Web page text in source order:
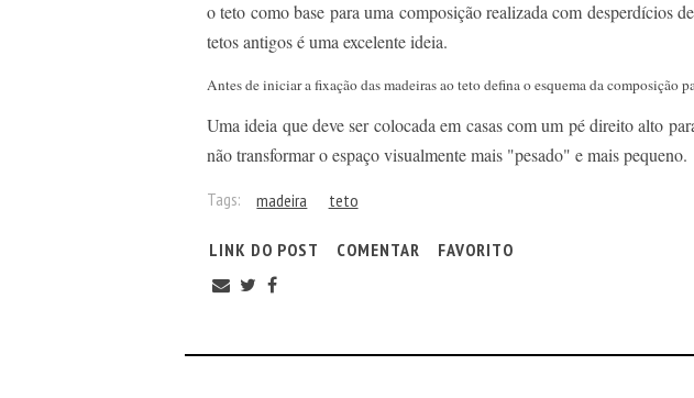
o teto como base para uma composição realizada com desperdícios
tetos antigos é uma excelente ideia.
Antes de iniciar a fixação das madeiras ao teto defina o esquema da composição
Uma ideia que deve ser colocada em casas com um pé direito alto
não transformar o espaço visualmente mais "pesado" e mais pequeno.
Tags: madeira teto
LINK DO POST COMENTAR FAVORITO